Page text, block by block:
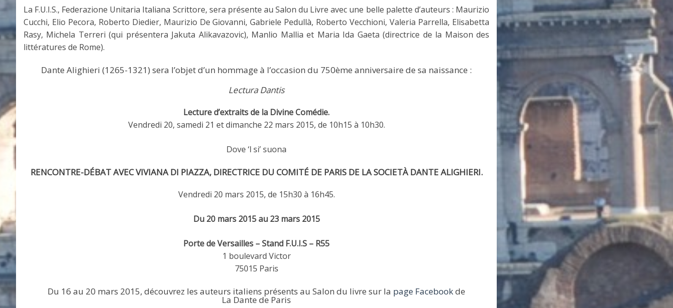
La F.U.I.S., Federazione Unitaria Italiana Scrittore, sera présente au Salon du Livre avec une belle palette d’auteurs : Maurizio
Cucchi, Elio Pecora, Roberto Diedier, Maurizio De Giovanni, Gabriele Pedullà, Roberto Vecchioni, Valeria Parrella, Elisabetta
Rasy, Michela Terreri (qui présentera Jakuta Alikavazovic), Manlio Mallia et Maria Ida Gaeta (directrice de la Maison des
littératures de Rome).
Dante Alighieri (1265-1321) sera l’objet d’un hommage à l’occasion du 750ème anniversaire de sa naissance :
Lectura Dantis
Lecture d’extraits de la Divine Comédie.
Vendredi 20, samedi 21 et dimanche 22 mars 2015, de 10h15 à 10h30.
Dove ‘l si’ suona
RENCONTRE-DÉBAT AVEC VIVIANA DI PIAZZA, DIRECTRICE DU COMITÉ DE PARIS DE LA SOCIETÀ DANTE ALIGHIERI.
Vendredi 20 mars 2015, de 15h30 à 16h45.
Du 20 mars 2015 au 23 mars 2015
Porte de Versailles – Stand F.U.I.S – R55
1 boulevard Victor
75015 Paris
Du 16 au 20 mars 2015, découvrez les auteurs italiens présents au Salon du livre sur la page Facebookde
La Dante de Paris